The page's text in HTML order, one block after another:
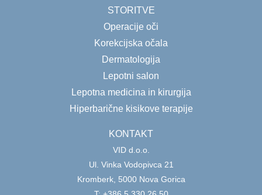
STORITVE
Operacije oči
Korekcijska očala
Dermatologija
Lepotni salon
Lepotna medicina in kirurgija
Hiperbarične kisikove terapije
KONTAKT
VID d.o.o.
Ul. Vinka Vodopivca 21
Kromberk, 5000 Nova Gorica